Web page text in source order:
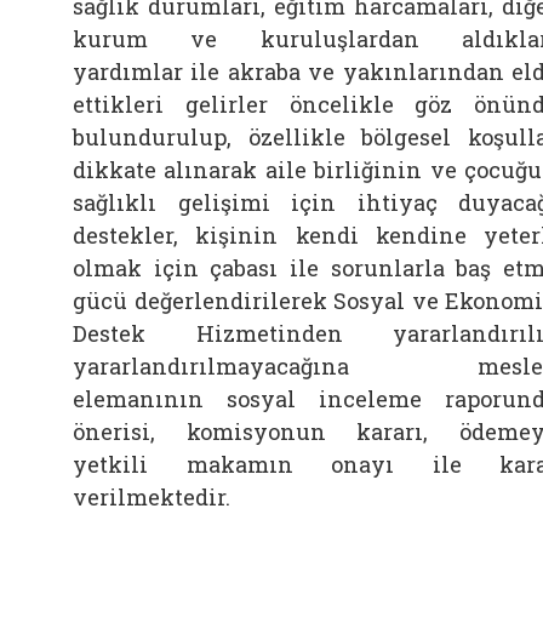
kurum ve kuruluşlardan
yardımlar ile akraba ve yakınlarından
ettikleri gelirler öncelikle göz
bulundurulup, özellikle bölgesel
dikkate alınarak aile birliğinin ve
sağlıklı gelişimi için ihtiyaç
destekler, kişinin kendi kendine
olmak için çabası ile sorunlarla baş
gücü değerlendirilerek Sosyal ve
Destek Hizmetinden
yararlandırılmayacağına
elemanının sosyal inceleme
önerisi, komisyonun kararı,
yetkili makamın onayı ile
verilmektedir.